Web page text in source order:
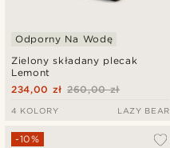
Zielony składany plecak
Lemont
Odporny Na Wodę
260,00 zł
234,00 zł
4 KOLORY LAZY BEAR
-10%